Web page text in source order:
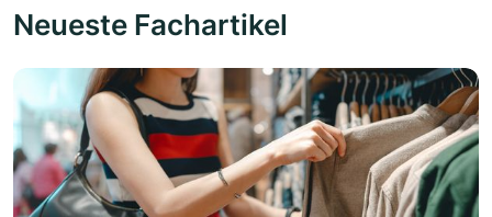
Neueste Fachartikel